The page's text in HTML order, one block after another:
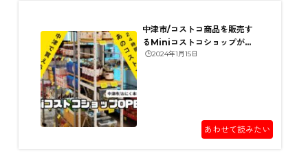
中津市/コストコ商品を販売す
るMiniコストコショップが
「おにく本舗」内にオープン！
🕒️2024年1月15日
あわせて読みたい